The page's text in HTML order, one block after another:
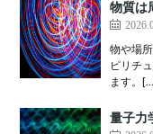
物質は
物や場
ピリチ
ます。
量子力